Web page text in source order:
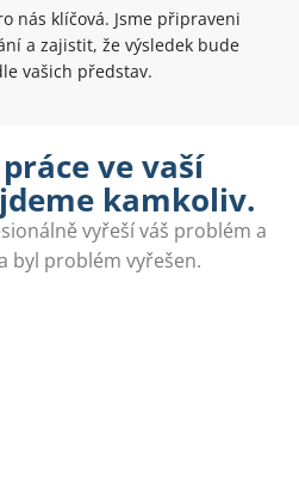
nás klíčová. Jsme připraveni
a zajistit, že výsledek bude
vašich představ.
ve vaší
kamkoliv.
vyřeší váš problém a
byl problém vyřešen.